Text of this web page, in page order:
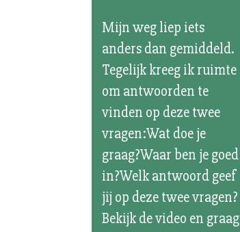
Mijn weg liep iets
anders dan gemiddeld.
Tegelijk kreeg ik ruimte
om antwoorden te
vinden op deze twee
vragen:Wat doe je
graag?Waar ben je goed
in?Welk antwoord geef
jij op deze twee vragen?
Bekijk de video en graag